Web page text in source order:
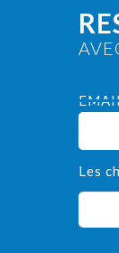
Les